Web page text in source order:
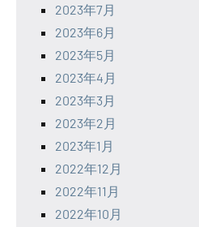
2023年7月
2023年6月
2023年5月
2023年4月
2023年3月
2023年2月
2023年1月
2022年12月
2022年11月
2022年10月